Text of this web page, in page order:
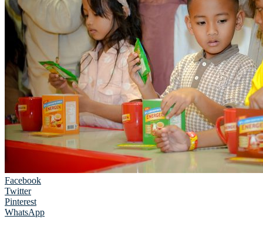
Facebook
Twitter
Pinterest
WhatsApp